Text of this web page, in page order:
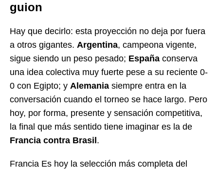
guion
Hay que decirlo: esta proyección no deja por fuera
a otros gigantes. Argentina, campeona vigente,
sigue siendo un peso pesado; España conserva
una idea colectiva muy fuerte pese a su reciente 0-
0 con Egipto; y Alemania siempre entra en la
conversación cuando el torneo se hace largo. Pero
hoy, por forma, presente y sensación competitiva,
la final que más sentido tiene imaginar es la de
Francia contra Brasil .
Francia Es hoy la selección más completa del